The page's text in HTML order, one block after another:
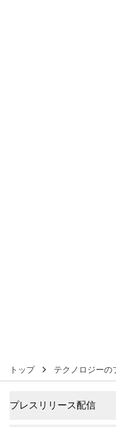
トップ テクノロジーの
プレスリリース配信